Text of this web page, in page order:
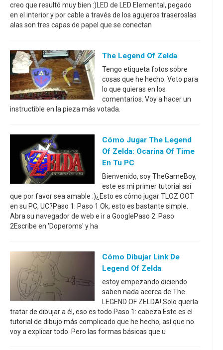
creo que resultó muy bien :)LED de LED Elemental, pegado
en el interior y por cable a través de los agujeros traseroslas
alas son tres capas de papel que se conectan
The Legend Of Zelda
Tengo etiqueta fotos sobre
cosas que he hecho. Voto para
lo que quieras en los
comentarios. Voy a hacer un
instructible en la pieza más votada.
Cómo Jugar The Legend
Of Zelda: Ocarina Of Time
En Tu PC
Bienvenido, soy TheGameBoy,
este es mi primer tutorial así
que por favor sea amable :)¿Esto es cómo jugar TLOZ OOT
en su PC, UC?Paso 1: Paso 1 Ok, esto es bastante simple.
Abra su navegador de web e ir a GooglePaso 2: Paso
2Escribe en 'Doperoms' y ha
Cómo Dibujar Link De
Legend Of Zelda
estoy empezando diciendo
saben nada acerca de The
LEGEND OF ZELDA! Solo quería
tratar de dibujar a él, eso es todo.Paso 1: cabeza Este es el
tutorial de dibujo más complicado que he hecho, así que no
voy a explicar todo. Pero las formas básicas que u